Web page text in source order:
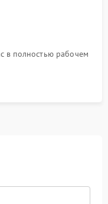
в полностью рабочем